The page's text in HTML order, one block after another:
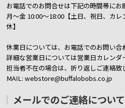
お電話でのお問合せは下記の時間帯にお
月～金 10:00～18:00【土日、祝日、カ
休】
休業日については、お電話でのお問い合
詳細な営業日については営業日カレンダ
担当者不在の場合は、折り返しご連絡致
MAIL: webstore@buffalobobs.co.jp
メールでのご連絡について